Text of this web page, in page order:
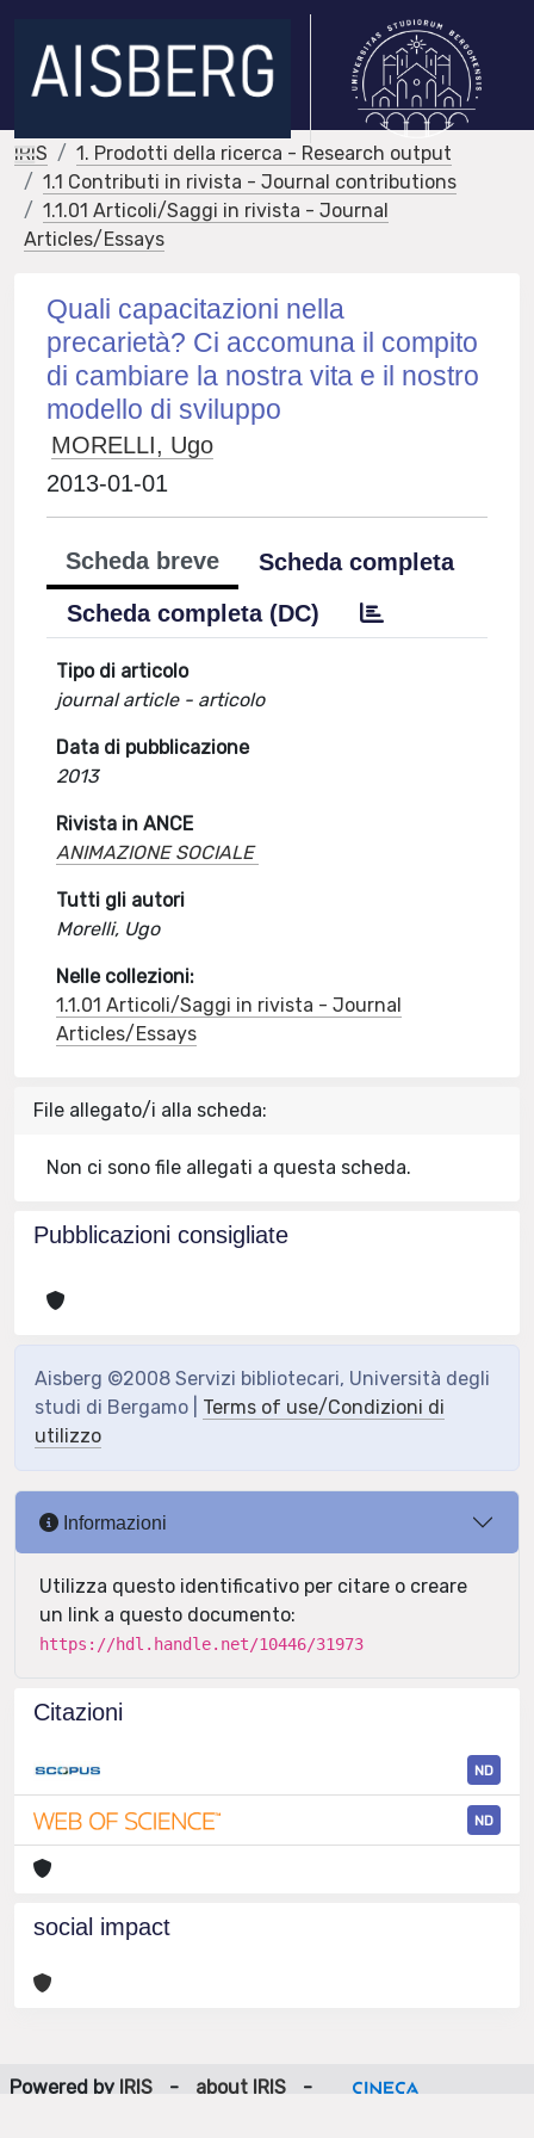
IRIS
1. Prodotti della ricerca - Research output
1.1 Contributi in rivista - Journal contributions
1.1.01 Articoli/Saggi in rivista - Journal
Articles/Essays
Quali capacitazioni nella
precarietà? Ci accomuna il compito
di cambiare la nostra vita e il nostro
modello di sviluppo
MORELLI, Ugo
2013-01-01
Scheda breve
Scheda completa
Scheda completa (DC)
Tipo di articolo
journal article - articolo
Data di pubblicazione
2013
Rivista in ANCE
ANIMAZIONE SOCIALE
Tutti gli autori
Morelli, Ugo
Nelle collezioni:
1.1.01 Articoli/Saggi in rivista - Journal
Articles/Essays
File allegato/i alla scheda:
Non ci sono file allegati a questa scheda.
Pubblicazioni consigliate
Aisberg ©2008 Servizi bibliotecari, Università degli
studi di Bergamo | Terms of use/Condizioni di
utilizzo
Informazioni
Utilizza questo identificativo per citare o creare
un link a questo documento:
https://hdl.handle.net/10446/31973
Citazioni
ND
ND
social impact
Powered by IRIS - about IRIS
-